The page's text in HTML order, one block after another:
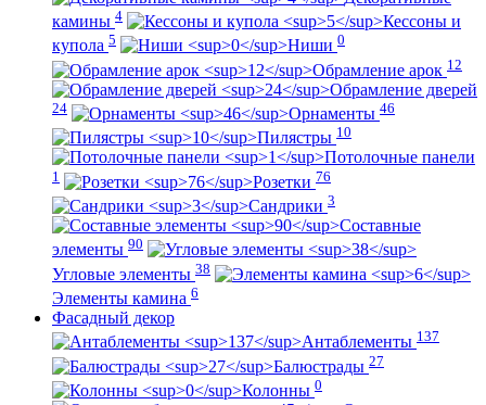
камины 4
Кессоны и
купола 5 Ниши 0
Обрамление арок 12
Обрамление дверей
24 Орнаменты 46
Пилястры 10
Потолочные панели
1 Розетки 76
Сандрики 3
Составные
элементы 90
Угловые элементы 38
Элементы камина 6
Фасадный декор
Антаблементы 137
Балюстрады 27
Колонны 0